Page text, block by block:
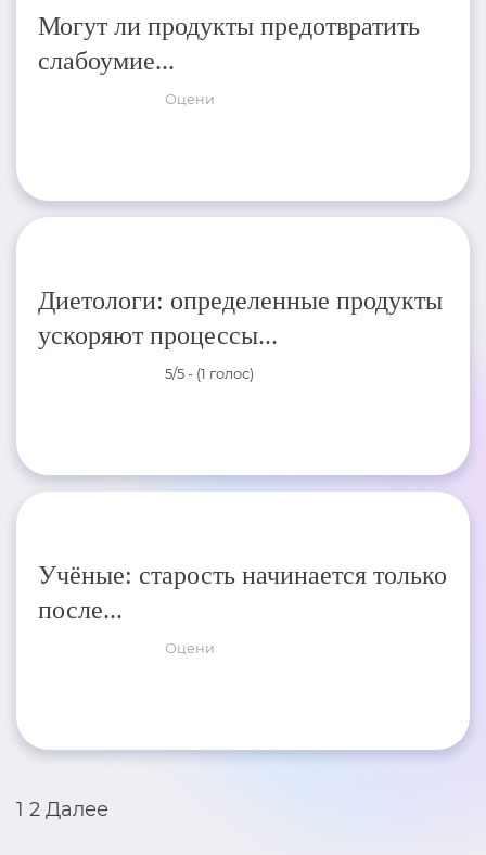
Могут ли продукты предотвратить
слабоумие...
Оцени
Диетологи: определенные продукты
ускоряют процессы...
5/5 - (1 голос)
Учёные: старость начинается только
после...
Оцени
Пагинация
1 2 Далее